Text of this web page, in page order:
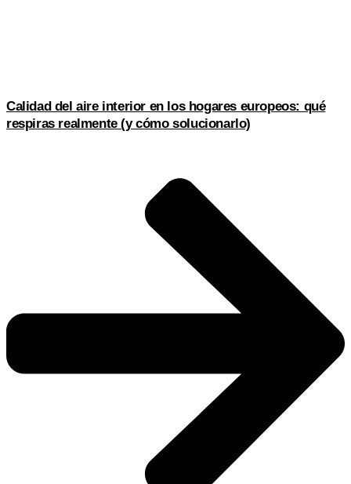
Calidad del aire interior en los hogares europeos: qué
respiras realmente (y cómo solucionarlo)